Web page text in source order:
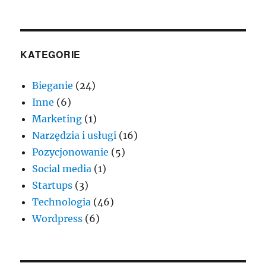
KATEGORIE
Bieganie (24)
Inne (6)
Marketing (1)
Narzędzia i usługi (16)
Pozycjonowanie (5)
Social media (1)
Startups (3)
Technologia (46)
Wordpress (6)